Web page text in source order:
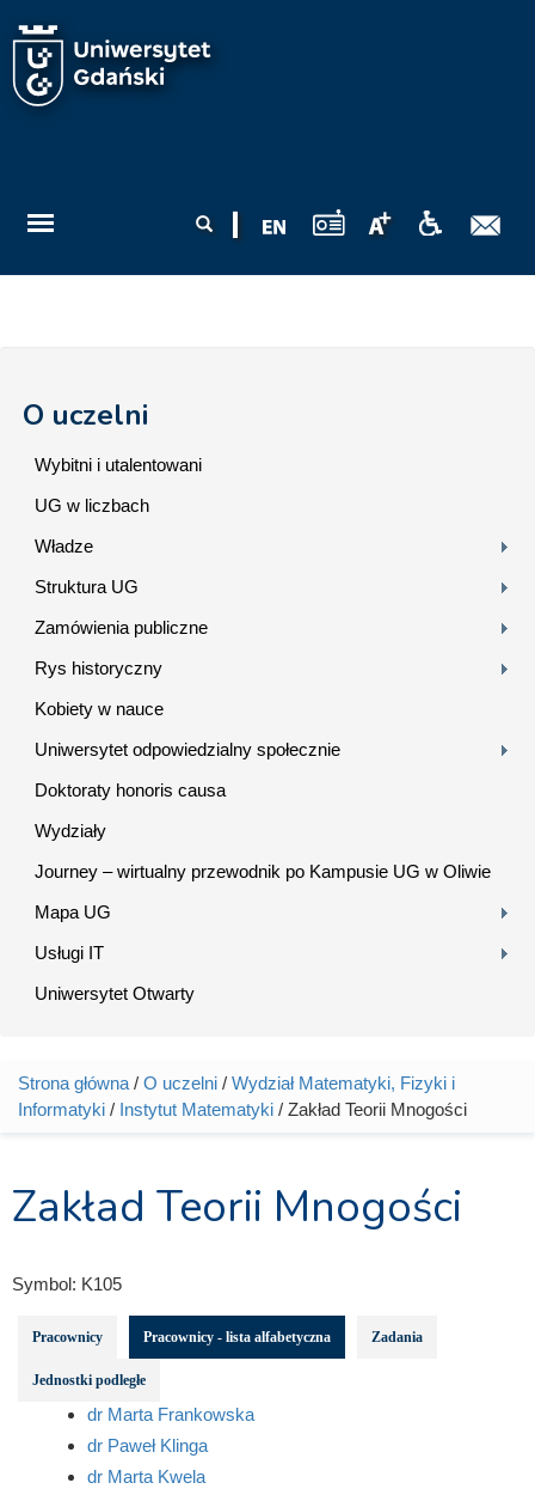
wyszukiwania
O uczelni
Wybitni i utalentowani
UG w liczbach
Władze
Struktura UG
Zamówienia publiczne
Rys historyczny
Kobiety w nauce
Uniwersytet odpowiedzialny społecznie
Doktoraty honoris causa
Wydziały
Journey – wirtualny przewodnik po Kampusie UG w Oliwie
Mapa UG
Usługi IT
Uniwersytet Otwarty
Jesteś tutaj
Strona główna / O uczelni / Wydział Matematyki, Fizyki i
Informatyki / Instytut Matematyki / Zakład Teorii Mnogości
Zakład Teorii Mnogości
Symbol: K105
Pracownicy Pracownicy - lista alfabetyczna Zadania
Jednostki podległe
dr Marta Frankowska
dr Paweł Klinga
dr Marta Kwela